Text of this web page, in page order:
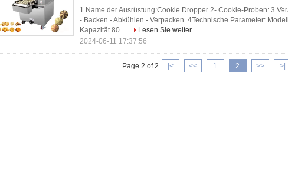
1.Name der Ausrüstung:Cookie Dropper 2- Cookie-Proben:
- Backen - Abkühlen - Verpacken. 4Technische Parameter:
Kapazität 80 ...
Lesen Sie weiter
2024-06-11 17:37:56
Page 2 of 2 |< << 1 2 >> >|